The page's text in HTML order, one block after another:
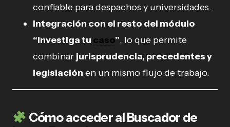
confiable para despachos y universidades.
Integración con el resto del módulo
“Investiga tu caso”, lo que permite
combinar jurisprudencia, precedentes y
legislación en un mismo flujo de trabajo.
Cómo acceder al Buscador de